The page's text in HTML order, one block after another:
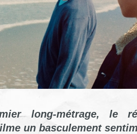
long-métrage, le
un basculement